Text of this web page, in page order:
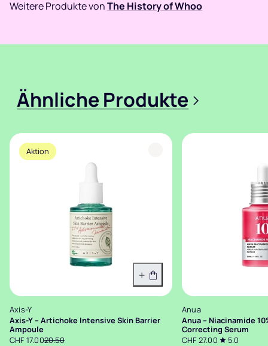
Weitere Produkte vonThe History of Whoo
Ähnliche Produkte >
Aktion
In den Warenkorb
Axis-Y
Axis-Y – Artichoke Intensive Skin Barrier
Ampoule
CHF 17.0020.50
Anua
Anua – Niacinamide
Correcting Serum
CHF 27.00
5.0